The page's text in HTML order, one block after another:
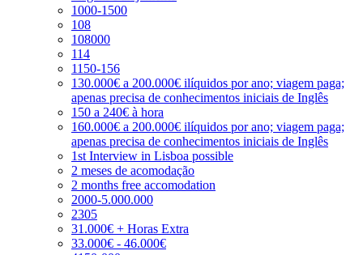
1000-1500
108
108000
114
1150-156
130.000€ a 200.000€ ilíquidos por ano; viagem paga;
apenas precisa de conhecimentos iniciais de Inglês
150 a 240€ à hora
160.000€ a 200.000€ ilíquidos por ano; viagem paga;
apenas precisa de conhecimentos iniciais de Inglês
1st Interview in Lisboa possible
2 meses de acomodação
2 months free accomodation
2000-5.000.000
2305
31.000€ + Horas Extra
33.000€ - 46.000€